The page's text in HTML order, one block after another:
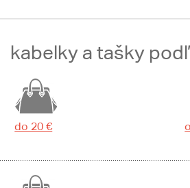
kabelky a tašky
do 20 €